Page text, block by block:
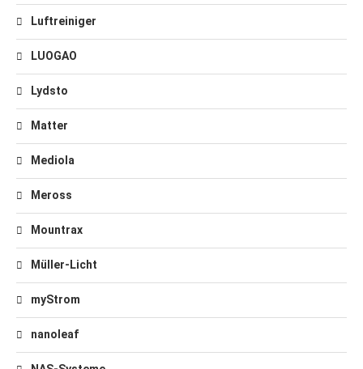
Luftreiniger
LUOGAO
Lydsto
Matter
Mediola
Meross
Mountrax
Müller-Licht
myStrom
nanoleaf